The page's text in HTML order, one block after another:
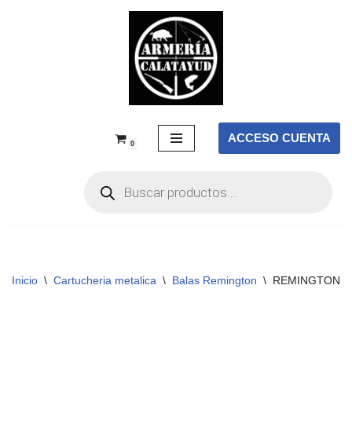
0 ACCESO CUENTA
Inicio \ Cartucheria metalica \ Balas Remington \ REMINGTON